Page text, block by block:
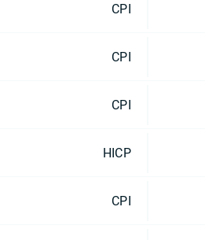
CPI
CPI
CPI
HICP
CPI